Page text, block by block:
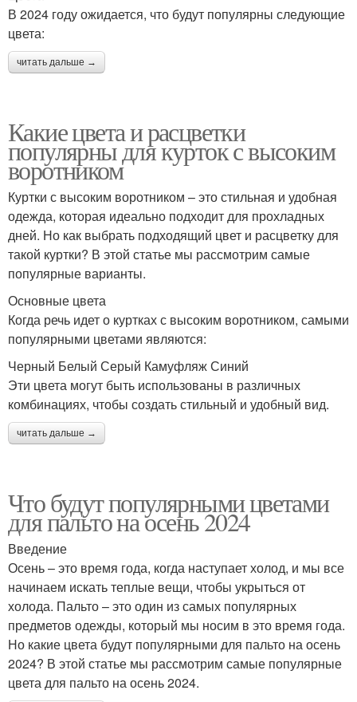
В 2024 году ожидается, что будут популярны следующие
цвета:
читать дальше →
Какие цвета и расцветки
популярны для курток с высоким
воротником
Куртки с высоким воротником – это стильная и удобная
одежда, которая идеально подходит для прохладных
дней. Но как выбрать подходящий цвет и расцветку для
такой куртки? В этой статье мы рассмотрим самые
популярные варианты.
Основные цвета
Когда речь идет о куртках с высоким воротником, самыми
популярными цветами являются:
Черный Белый Серый Камуфляж Синий
Эти цвета могут быть использованы в различных
комбинациях, чтобы создать стильный и удобный вид.
читать дальше →
Что будут популярными цветами
для пальто на осень 2024
Введение
Осень – это время года, когда наступает холод, и мы все
начинаем искать теплые вещи, чтобы укрыться от
холода. Пальто – это один из самых популярных
предметов одежды, который мы носим в это время года.
Но какие цвета будут популярными для пальто на осень
2024? В этой статье мы рассмотрим самые популярные
цвета для пальто на осень 2024.